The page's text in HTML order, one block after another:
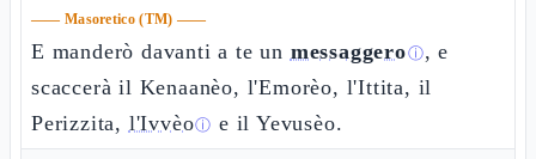
—— Masoretico (TM) ——
E manderò davanti a te un messaggeroⓘ, e
scaccerà il Kenaanèo, l'Emorèo, l'Ittita, il
Perizzita, l'Ivvèoⓘ e il Yevusèo.